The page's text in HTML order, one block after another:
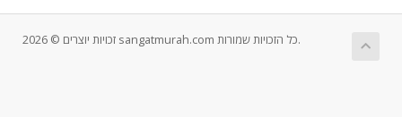
זכויות יוצרים © 2026 sangatmurah.com כל הזכויות שמורות.